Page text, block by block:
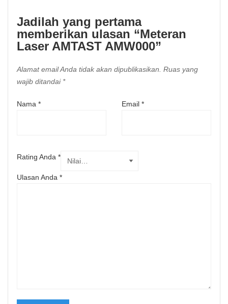
Jadilah yang pertama
memberikan ulasan “Meteran
Laser AMTAST AMW000”
Alamat email Anda tidak akan dipublikasikan. Ruas yang
wajib ditandai *
Nama * Email *
Rating Anda *
Ulasan Anda *